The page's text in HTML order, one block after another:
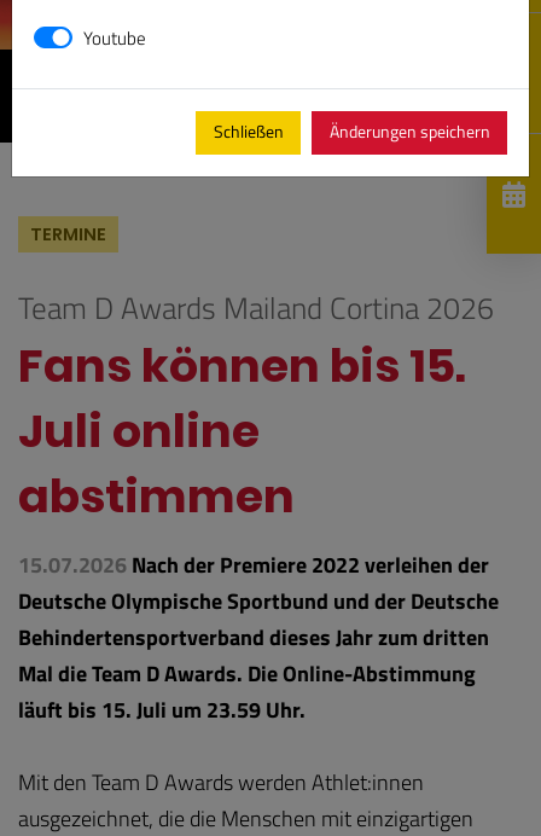
TERMINE
Team D Awards Mailand Cortina 2026
Fans können bis 15.
Juli online
abstimmen
15.07.2026Nach der Premiere 2022 verleihen der
Deutsche Olympische Sportbund und der Deutsche
Behindertensportverband dieses Jahr zum dritten
Mal die Team D Awards. Die Online-Abstimmung
läuft bis 15. Juli um 23.59 Uhr.
Mit den Team D Awards werden Athlet:innen
ausgezeichnet, die die Menschen mit einzigartigen
Youtube
Schließen Änderungen speichern